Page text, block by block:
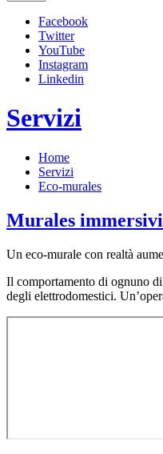
Facebook
Twitter
YouTube
Instagram
Linkedin
Servizi
Home
Servizi
Eco-murales
Murales
Un eco-murale con realtà
Il comportamento di ognuno
degli elettrodomestici.